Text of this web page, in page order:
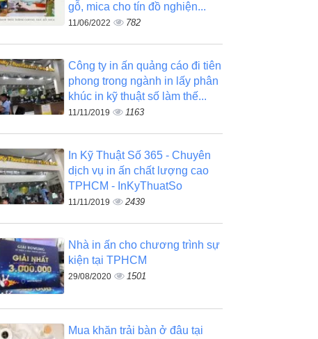
gỗ, mica cho tín đồ nghiện...
11/06/2022 782
Công ty in ấn quảng cáo đi tiên
phong trong ngành in lấy phân
khúc in kỹ thuật số làm thế...
11/11/2019 1163
In Kỹ Thuật Số 365 - Chuyên
dịch vụ in ấn chất lượng cao
TPHCM - InKyThuatSo
11/11/2019 2439
Nhà in ấn cho chương trình sự
kiện tại TPHCM
29/08/2020 1501
Mua khăn trải bàn ở đâu tại